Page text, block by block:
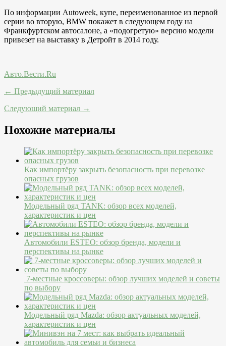
По информации Autoweek, купе, переименованное из первой
серии во вторую, BMW покажет в следующем году на
Франкфуртском автосалоне, а «подогретую» версию модели
привезет на выставку в Детройт в 2014 году.
Авто.Вести.Ru
← Предыдущий материал
Следующий материал →
Похожие материалы
Как импортёру закрыть безопасность при перевозке
опасных грузов
Модельный ряд TANK: обзор всех моделей,
характеристик и цен
Автомобили ESTEO: обзор бренда, модели и
перспективы на рынке
7-местные кроссоверы: обзор лучших моделей и советы
по выбору
Модельный ряд Mazda: обзор актуальных моделей,
характеристик и цен